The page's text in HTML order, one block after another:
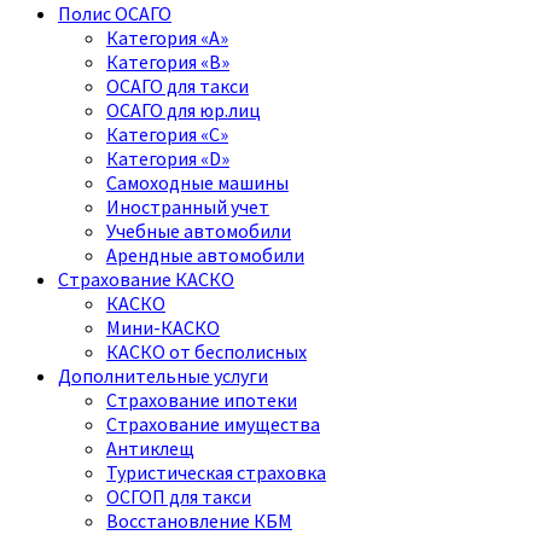
Полис ОСАГО
Категория «A»
Категория «B»
ОСАГО для такси
ОСАГО для юр.лиц
Категория «C»
Категория «D»
Самоходные машины
Иностранный учет
Учебные автомобили
Арендные автомобили
Страхование КАСКО
КАСКО
Мини-КАСКО
КАСКО от бесполисных
Дополнительные услуги
Страхование ипотеки
Страхование имущества
Антиклещ
Туристическая страховка
ОСГОП для такси
Восстановление КБМ